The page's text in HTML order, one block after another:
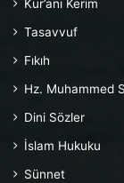
Kur’anı Kerim
Tasavvuf
Fıkıh
Hz. Muhammed
Dini Sözler
İslam Hukuku
Sünnet